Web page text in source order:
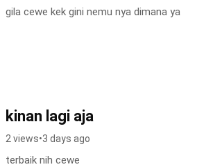
gila cewe kek gini nemu nya dimana ya
kinan lagi aja
2 views•3 days ago
terbaik nih cewe